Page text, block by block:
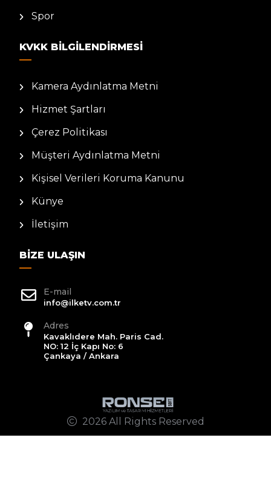
Spor
KVKK BILGILENDIRMESI
Kamera Aydınlatma Metni
Hizmet Şartları
Çerez Politikası
Müşteri Aydınlatma Metni
Kişisel Verileri Koruma Kanunu
Künye
İletişim
BIZE ULAŞIN
E-mail
info@ilketv.com.tr
Adres
Kavaklıdere Mah. Paris Cad.
NO: 12 İç Kapı No: 6
Çankaya / Ankara
2026 All Rights Reserved